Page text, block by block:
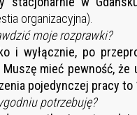
organizacyjna).
moje rozprawki?
i wyłącznie, po
mieć pewność,
pojedynczej pracy to
potrzebuję?